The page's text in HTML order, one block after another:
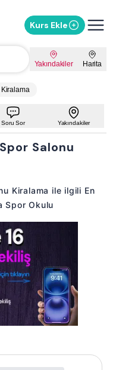
Kurs Ekle
Yakındakiler Harita
Kiralama
Soru Sor Yakındakiler
Salonu
Kiralama ile ilgili En
Spor Okulu